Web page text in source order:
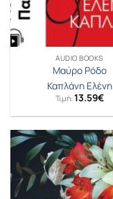
AUDIO BOOKS
Μαύρο Ρόδο
Καπλάνη Ελένη
Τιμή: 13.59€